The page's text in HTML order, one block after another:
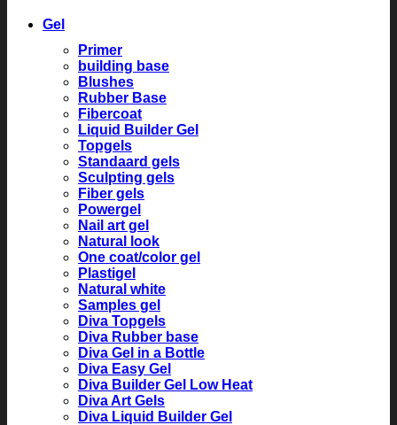
Gel
Primer
building base
Blushes
Rubber Base
Fibercoat
Liquid Builder Gel
Topgels
Standaard gels
Sculpting gels
Fiber gels
Powergel
Nail art gel
Natural look
One coat/color gel
Plastigel
Natural white
Samples gel
Diva Topgels
Diva Rubber base
Diva Gel in a Bottle
Diva Easy Gel
Diva Builder Gel Low Heat
Diva Art Gels
Diva Liquid Builder Gel